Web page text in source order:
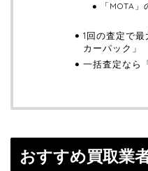
「MOTA
1回の査定で
カーパック」
一括査定なら
おすすめ買取業